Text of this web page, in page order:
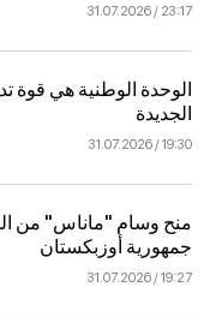
23:17 / 31.07.2026
الوحدة الوطنية هي قوة
الجديدة
19:30 / 31.07.2026
منح وسام "ماناس" من
جمهورية أوزبكستان
19:27 / 31.07.2026